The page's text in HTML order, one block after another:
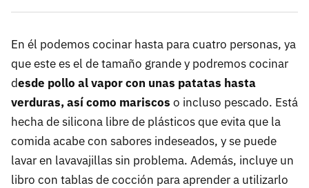
En él podemos cocinar hasta para cuatro personas, ya
que este es el de tamaño grande y podremos cocinar
desde pollo al vapor con unas patatas hasta
verduras, así como mariscos o incluso pescado. Está
hecha de silicona libre de plásticos que evita que la
comida acabe con sabores indeseados, y se puede
lavar en lavavajillas sin problema. Además, incluye un
libro con tablas de cocción para aprender a utilizarlo